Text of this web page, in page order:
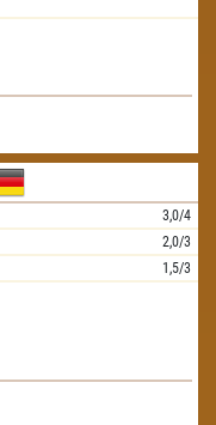
3,0/4
2,0/3
1,5/3